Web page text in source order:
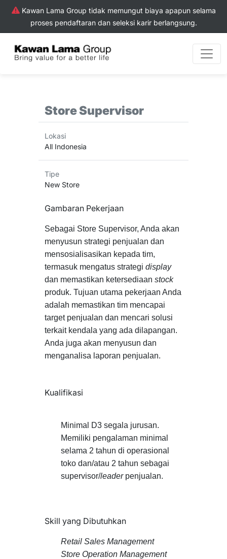
Kawan Lama Group tidak memungut biaya apapun selama
proses pendaftaran dan seleksi karir berlangsung.
Store Supervisor
Lokasi
All Indonesia
Tipe
New Store
Gambaran Pekerjaan
Sebagai Store Supervisor, Anda akan
menyusun strategi penjualan dan
mensosialisasikan kepada tim,
termasuk mengatus strategi display
dan memastikan ketersediaan stock
produk. Tujuan utama pekerjaan Anda
adalah memastikan tim mencapai
target penjualan dan mencari solusi
terkait kendala yang ada dilapangan.
Anda juga akan menyusun dan
menganalisa laporan penjualan.
Kualifikasi
Minimal D3 segala jurusan.
Memiliki pengalaman minimal
selama 2 tahun di operasional
toko dan/atau 2 tahun sebagai
supervisor/leaderpenjualan.
Skill yang Dibutuhkan
Retail Sales Management
Store Operation Management